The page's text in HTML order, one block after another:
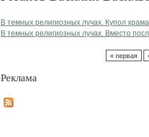
В темных религиозных лучах. Купол храма
В темных религиозных лучах. Вместо
« первая
Реклама